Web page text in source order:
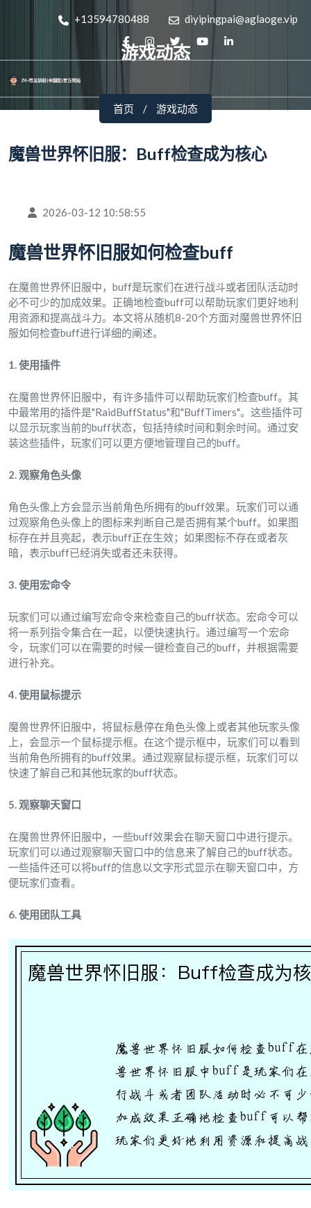
+13594780488 diyipingpai@aglaoge.vip
游戏动态
首页 游戏动态
魔兽世界怀旧服：Buff检查成为核心
2026-03-12 10:58:55
魔兽世界怀旧服如何检查buff
在魔兽世界怀旧服中，buff是玩家们在进行战斗或者团队活动时
必不可少的加成效果。正确地检查buff可以帮助玩家们更好地利
用资源和提高战斗力。本文将从随机8-20个方面对魔兽世界怀旧
服如何检查buff进行详细的阐述。
1. 使用插件
在魔兽世界怀旧服中，有许多插件可以帮助玩家们检查buff。其
中最常用的插件是"RaidBuffStatus"和"BuffTimers"。这些插件可
以显示玩家当前的buff状态，包括持续时间和剩余时间。通过安
装这些插件，玩家们可以更方便地管理自己的buff。
2. 观察角色头像
角色头像上方会显示当前角色所拥有的buff效果。玩家们可以通
过观察角色头像上的图标来判断自己是否拥有某个buff。如果图
标存在并且亮起，表示buff正在生效；如果图标不存在或者灰
暗，表示buff已经消失或者还未获得。
3. 使用宏命令
玩家们可以通过编写宏命令来检查自己的buff状态。宏命令可以
将一系列指令集合在一起，以便快速执行。通过编写一个宏命
令，玩家们可以在需要的时候一键检查自己的buff，并根据需要
进行补充。
4. 使用鼠标提示
魔兽世界怀旧服中，将鼠标悬停在角色头像上或者其他玩家头像
上，会显示一个鼠标提示框。在这个提示框中，玩家们可以看到
当前角色所拥有的buff效果。通过观察鼠标提示框，玩家们可以
快速了解自己和其他玩家的buff状态。
5. 观察聊天窗口
在魔兽世界怀旧服中，一些buff效果会在聊天窗口中进行提示。
玩家们可以通过观察聊天窗口中的信息来了解自己的buff状态。
一些插件还可以将buff的信息以文字形式显示在聊天窗口中，方
便玩家们查看。
6. 使用团队工具